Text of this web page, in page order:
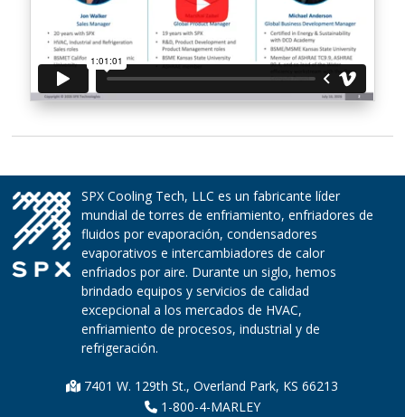
SPX Cooling Tech, LLC es un fabricante líder
mundial de torres de enfriamiento, enfriadores de
fluidos por evaporación, condensadores
evaporativos e intercambiadores de calor
enfriados por aire. Durante un siglo, hemos
brindado equipos y servicios de calidad
excepcional a los mercados de HVAC,
enfriamiento de procesos, industrial y de
refrigeración.
7401 W. 129th St., Overland Park, KS 66213
1-800-4-MARLEY